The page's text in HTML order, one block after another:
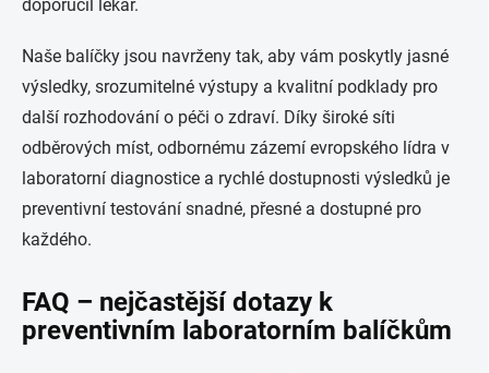
doporučil lékař.
Naše balíčky jsou navrženy tak, aby vám poskytly jasné
výsledky, srozumitelné výstupy a kvalitní podklady pro
další rozhodování o péči o zdraví. Díky široké síti
odběrových míst, odbornému zázemí evropského lídra v
laboratorní diagnostice a rychlé dostupnosti výsledků je
preventivní testování snadné, přesné a dostupné pro
každého.
FAQ – nejčastější dotazy k
preventivním laboratorním balíčkům